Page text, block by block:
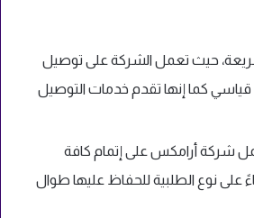
حيث تعمل الشركة على توصيل
كما إنها تقدم خدمات التوصيل
شركة أرامكس على إتمام كافة
على نوع الطلبية للحفاظ عليها طوال